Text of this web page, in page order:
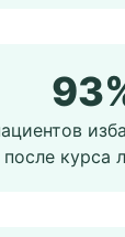
после курса